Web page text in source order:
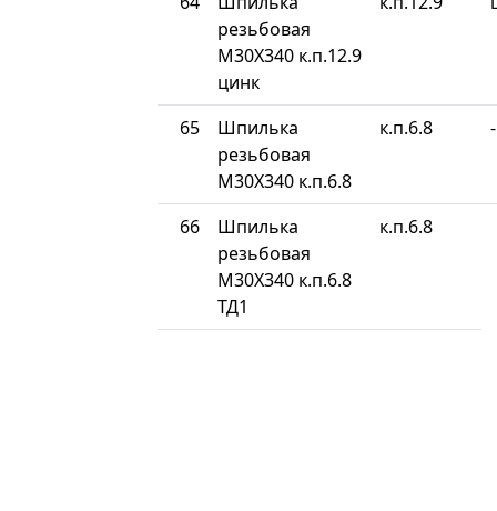
резьбовая
М30Х340 к.п.12.9
цинк
65
Шпилька
резьбовая
М30Х340 к.п.6.8
к.п.6.8 -
66
Шпилька
резьбовая
М30Х340 к.п.6.8
ТД1
к.п.6.8